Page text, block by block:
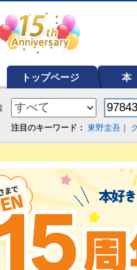
トップページ 本
注目のキーワード： 東野圭吾